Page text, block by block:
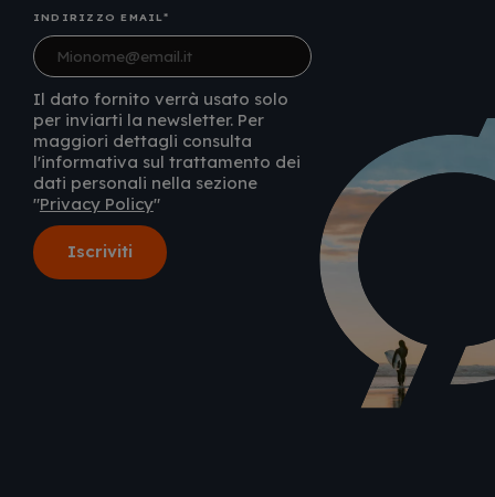
INDIRIZZO EMAIL
Il dato fornito verrà usato solo
per inviarti la newsletter. Per
maggiori dettagli consulta
l'informativa sul trattamento dei
dati personali nella sezione
"Privacy Policy"